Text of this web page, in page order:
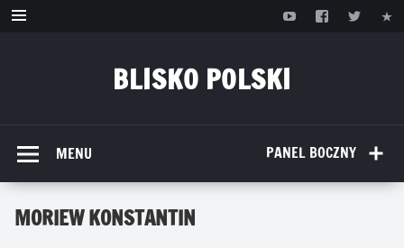
Przejdź
BLISKO POLSKI
PANEL BOCZNY
MENU
MORIEW KONSTANTIN